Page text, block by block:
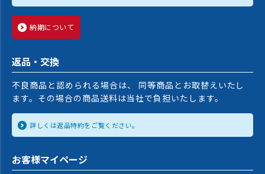
納期について
返品・交換
不良商品と認められる場合は、 同等商品とお取替えいたし
ます。その場合の商品送料は当社で負担いたします。
詳しくは返品特約をご覧ください。
お客様マイページ